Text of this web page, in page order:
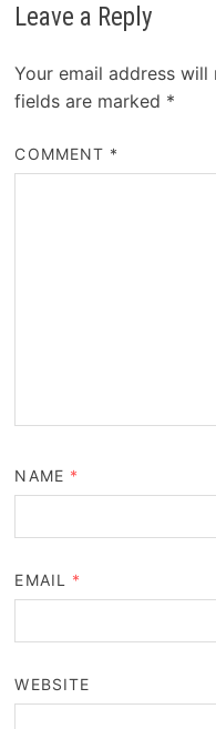
Leave a Reply
Your email address will
fields are marked *
COMMENT *
NAME *
EMAIL *
WEBSITE